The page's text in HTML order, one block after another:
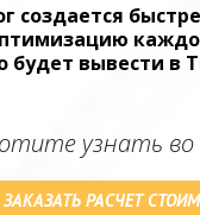
создается
вывести в
узнать во
ЗАКАЗАТЬ РАСЧЕТ